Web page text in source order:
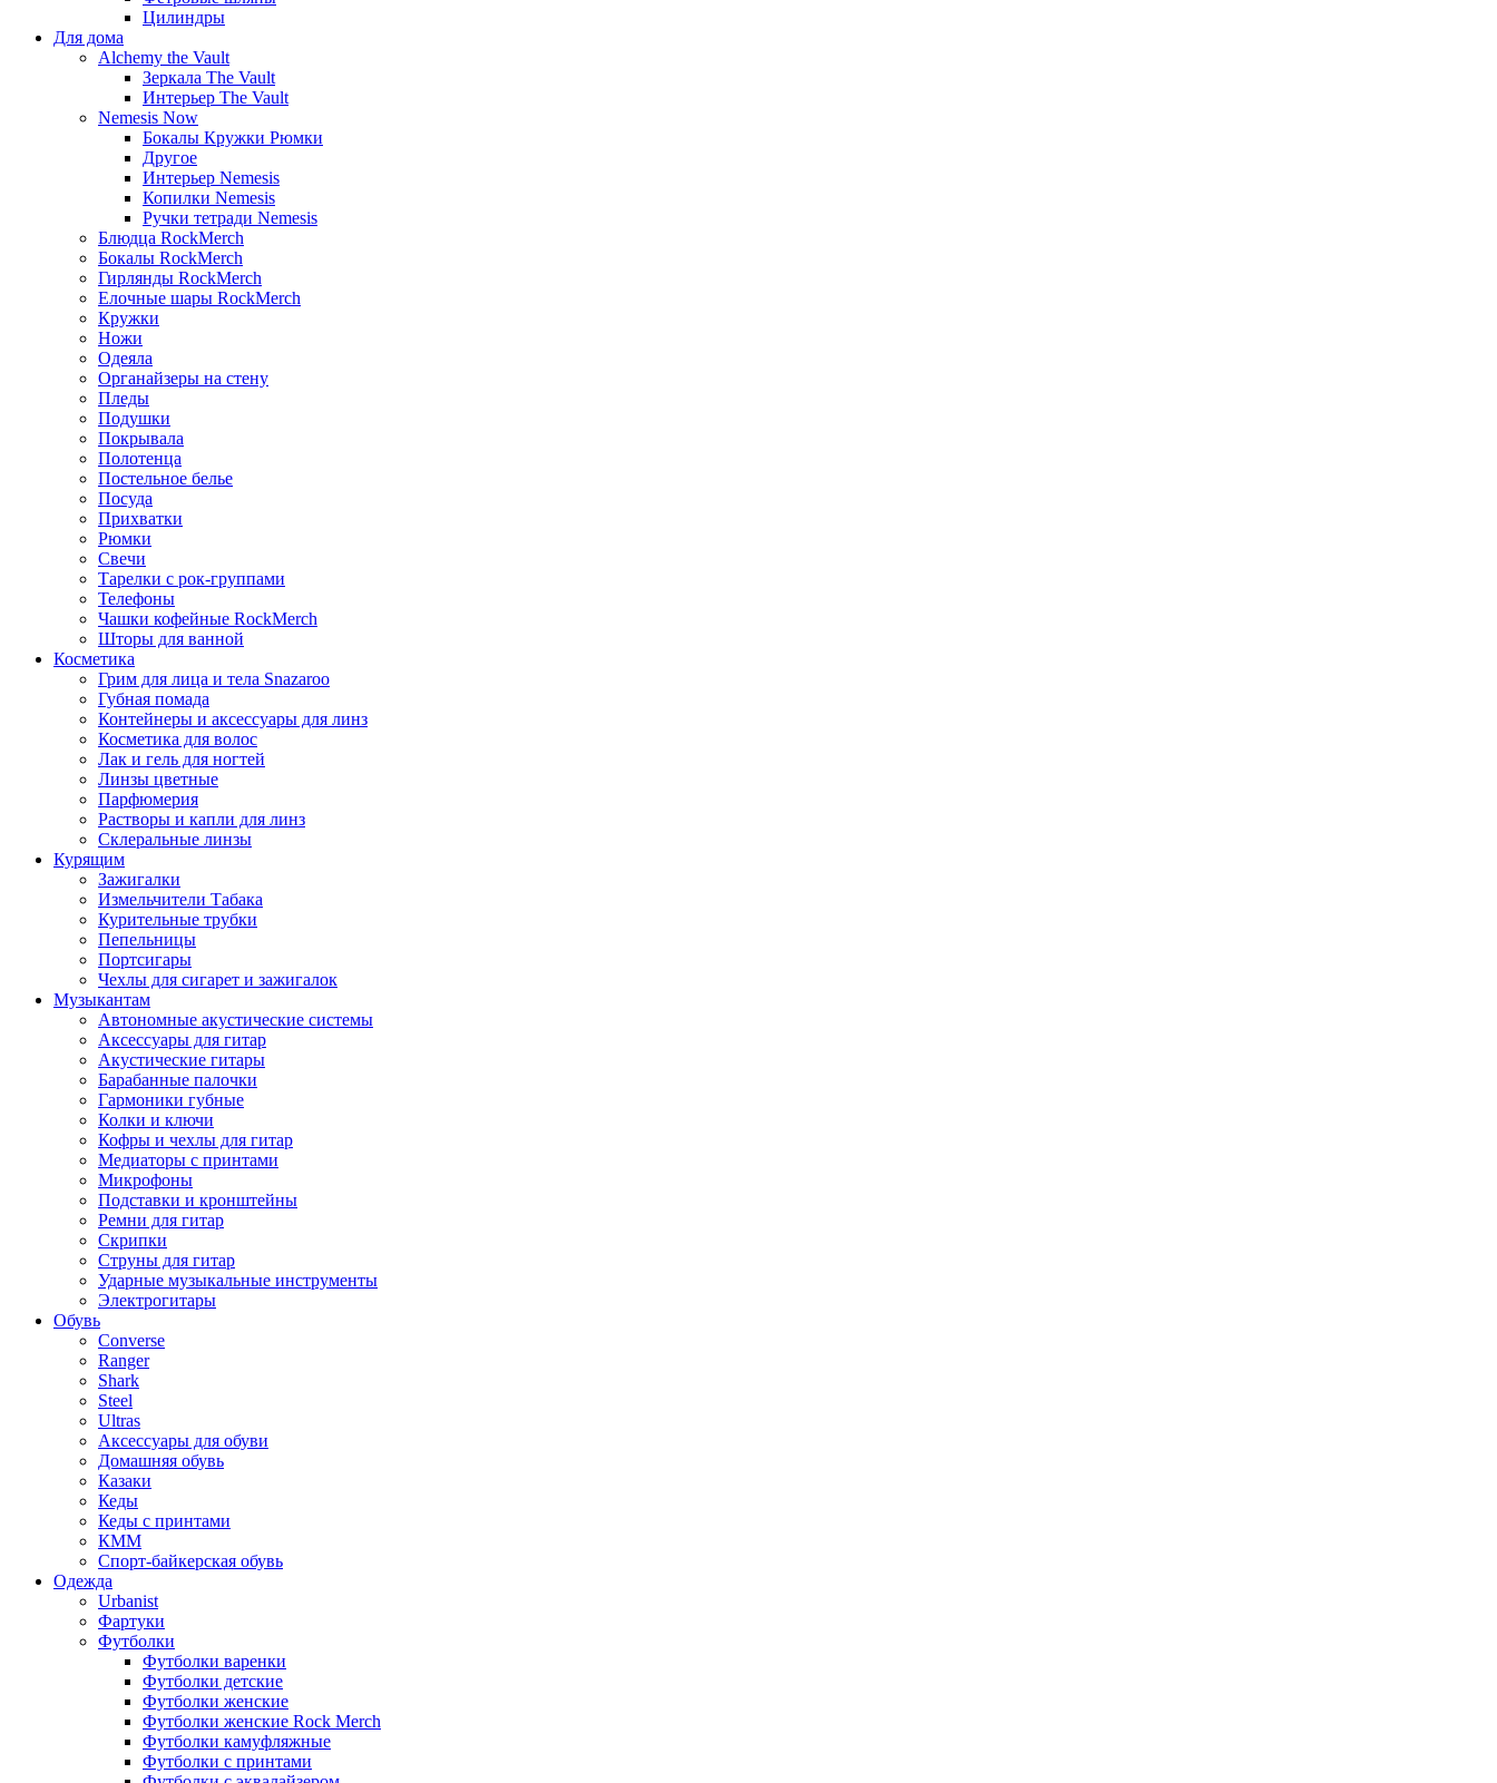
Цилиндры
Для дома
Alchemy the Vault
Зеркала The Vault
Интерьер The Vault
Nemesis Now
Бокалы Кружки Рюмки
Другое
Интерьер Nemesis
Копилки Nemesis
Ручки тетради Nemesis
Блюдца RockMerch
Бокалы RockMerch
Гирлянды RockMerch
Елочные шары RockMerch
Кружки
Ножи
Одеяла
Органайзеры на стену
Пледы
Подушки
Покрывала
Полотенца
Постельное белье
Посуда
Прихватки
Рюмки
Свечи
Тарелки с рок-группами
Телефоны
Чашки кофейные RockMerch
Шторы для ванной
Косметика
Грим для лица и тела Snazaroo
Губная помада
Контейнеры и аксессуары для линз
Косметика для волос
Лак и гель для ногтей
Линзы цветные
Парфюмерия
Растворы и капли для линз
Склеральные линзы
Курящим
Зажигалки
Измельчители Табака
Курительные трубки
Пепельницы
Портсигары
Чехлы для сигарет и зажигалок
Музыкантам
Автономные акустические системы
Аксессуары для гитар
Акустические гитары
Барабанные палочки
Гармоники губные
Колки и ключи
Кофры и чехлы для гитар
Медиаторы с принтами
Микрофоны
Подставки и кронштейны
Ремни для гитар
Скрипки
Струны для гитар
Ударные музыкальные инструменты
Электрогитары
Обувь
Converse
Ranger
Shark
Steel
Ultras
Аксессуары для обуви
Домашняя обувь
Казаки
Кеды
Кеды с принтами
КММ
Спорт-байкерская обувь
Одежда
Urbanist
Фартуки
Футболки
Футболки варенки
Футболки детские
Футболки женские
Футболки женские Rock Merch
Футболки камуфляжные
Футболки с принтами